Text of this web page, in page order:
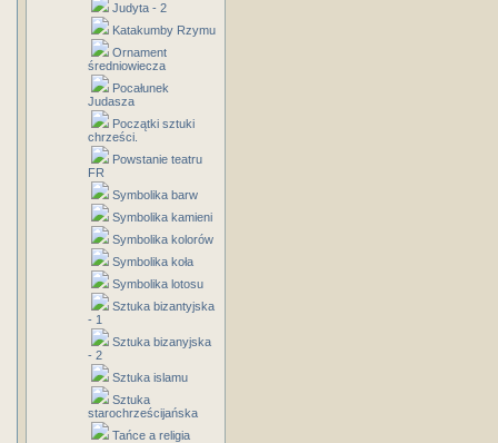
Judyta - 2
Katakumby Rzymu
Ornament
średniowiecza
Pocałunek
Judasza
Początki sztuki
chrześci.
Powstanie teatru
FR
Symbolika barw
Symbolika kamieni
Symbolika kolorów
Symbolika koła
Symbolika lotosu
Sztuka bizantyjska
- 1
Sztuka bizanyjska
- 2
Sztuka islamu
Sztuka
starochrześcijańska
Tańce a religia